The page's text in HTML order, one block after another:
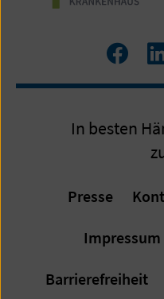
Zum
In besten
Presse
Impressum
Barrierefreiheit